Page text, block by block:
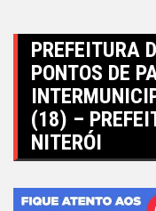
PREFEITURA
PONTOS DE
(18) –
NITERÓI